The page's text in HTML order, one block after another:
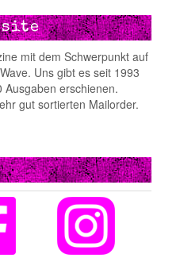
mit dem Schwerpunkt auf
Uns gibt es seit 1993
Ausgaben erschienen.
gut sortierten Mailorder.